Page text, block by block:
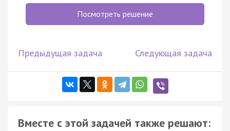
Посмотреть решение
Предыдущая задача Следующая задача
Вместе с этой задачей также решают: